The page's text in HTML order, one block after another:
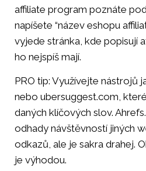
affiliate program poznáte
napíšete “název eshopu
vyjede stránka, kde popisují
ho nejspíš mají.
PRO tip: Využívejte nástrojů
nebo ubersuggest.com,
daných klíčových slov.
odhady návštěvností jiných
odkazů, ale je sakra drahej.
je výhodou.